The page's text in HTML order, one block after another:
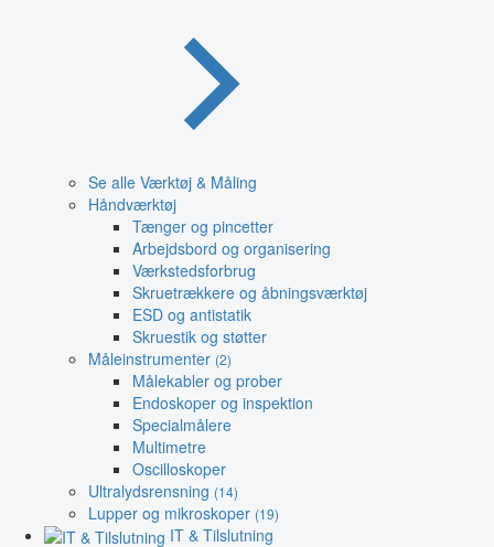
Se alle Værktøj & Måling
Håndværktøj
Tænger og pincetter
Arbejdsbord og organisering
Værkstedsforbrug
Skruetrækkere og åbningsværktøj
ESD og antistatik
Skruestik og støtter
Måleinstrumenter (2)
Målekabler og prober
Endoskoper og inspektion
Specialmålere
Multimetre
Oscilloskoper
Ultralydsrensning (14)
Lupper og mikroskoper (19)
IT & Tilslutning